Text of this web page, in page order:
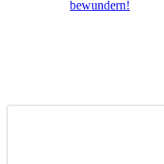
bewundern!